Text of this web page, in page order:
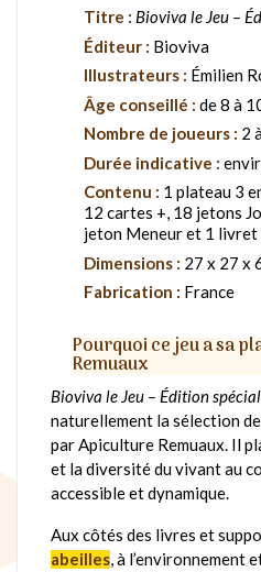
Titre : Bioviva le Jeu –
Éditeur : Bioviva
Illustrateurs : Émilien
Âge conseillé : de 8 à
Nombre de joueurs : 2
Durée indicative :
Contenu : 1 plateau 3
12 cartes +, 18 jetons
jeton Meneur et 1 livret
Dimensions : 27 x 27 x
Fabrication : France
Pourquoi ce jeu a sa
Remuaux
Bioviva le Jeu – Édition
naturellement la sélection
par Apiculture Remuaux. Il
et la diversité du vivant au
accessible et dynamique.
Aux côtés des livres et
abeilles, à l’environnement